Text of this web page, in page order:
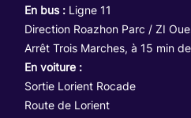
En bus : Ligne 11
Direction Roazhon Parc / ZI
Arrêt Trois Marches, à 15 min
En voiture :
Sortie Lorient Rocade
Route de Lorient